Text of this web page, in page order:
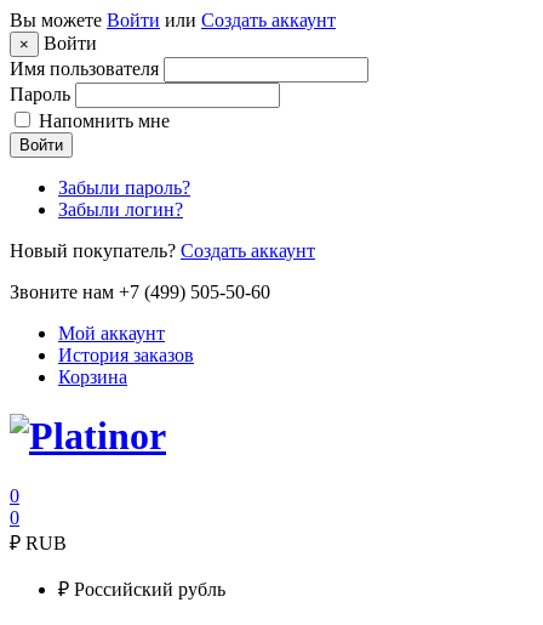
Вы можете Войти или Создать аккаунт
×
Войти
Имя пользователя
Пароль
Напомнить мне
Войти
Забыли пароль?
Забыли логин?
Новый покупатель? Создать аккаунт
Звоните нам +7 (499) 505-50-60
Мой аккаунт
История заказов
Корзина
0
0
₽ RUB
₽ Российский рубль